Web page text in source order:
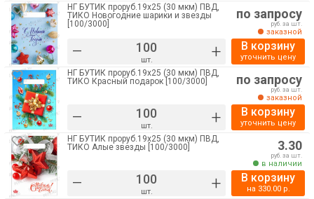
НГ БУТИК проруб.19х25 (30 мкм) ПВД,
ТИКО Новогодние шарики и звезды
[100/3000]
– шт. +
по запросу
руб. за шт.
заказной
В корзину
уточнить цену
НГ БУТИК проруб.19х25 (30 мкм) ПВД,
ТИКО Красный подарок [100/3000]
– шт. +
по запросу
руб. за шт.
заказной
В корзину
уточнить цену
НГ БУТИК проруб.19х25 (30 мкм) ПВД,
ТИКО Алые звезды [100/3000]
– шт. +
3.30
руб. за шт.
в наличии
В корзину
на 330.00р.